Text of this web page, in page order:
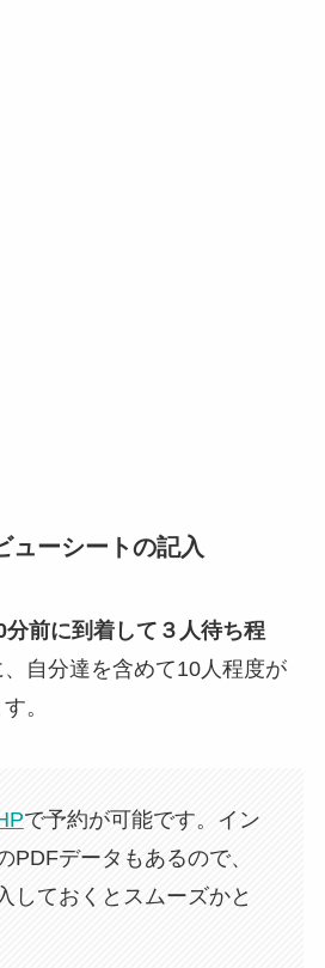
ューシートの記入
分前に到着して３人待ち程
自分達を含めて10人程度が
。
で予約が可能です。イン
PDFデータもあるので、
しておくとスムーズかと